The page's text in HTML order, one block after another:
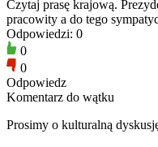
Czytaj prasę krajową.
pracowity a do tego
Odpowiedzi: 0
0
0
Odpowiedz
Komentarz do wątku
Prosimy o kulturalną